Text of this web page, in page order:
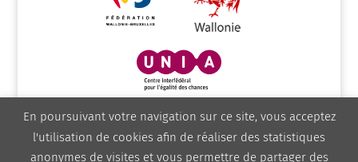
En poursuivant votre navigation sur ce site, vous acceptez
l'utilisation de cookies afin de réaliser des statistiques
anonymes de visites et vous permettre de partager des